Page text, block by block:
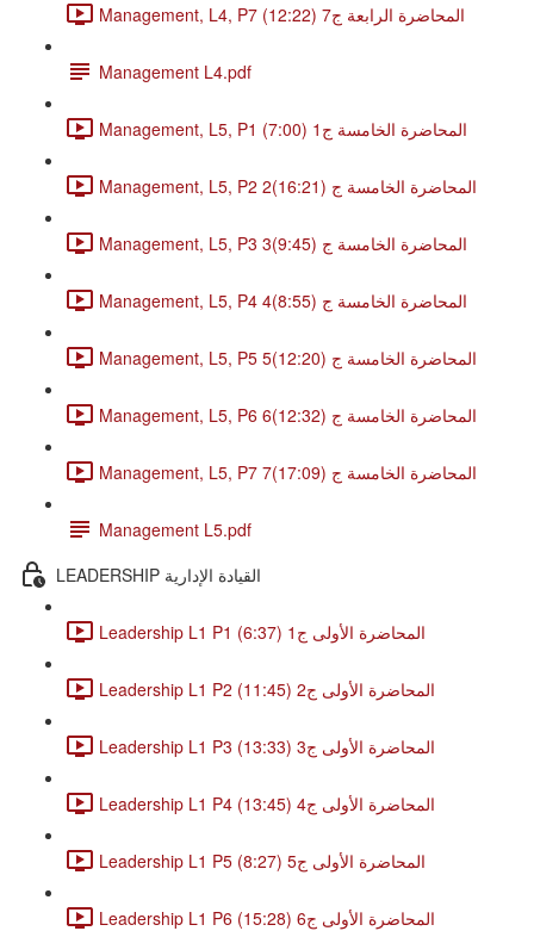
Management, L4, P7 المحاضرة الرابعة ج7 (12:22)
Management L4.pdf
Management, L5, P1 المحاضرة الخامسة ج1 (7:00)
Management, L5, P2 2المحاضرة الخامسة ج (16:21)
Management, L5, P3 3المحاضرة الخامسة ج (9:45)
Management, L5, P4 4المحاضرة الخامسة ج (8:55)
Management, L5, P5 5المحاضرة الخامسة ج (12:20)
Management, L5, P6 6المحاضرة الخامسة ج (12:32)
Management, L5, P7 7المحاضرة الخامسة ج (17:09)
Management L5.pdf
LEADERSHIP القيادة الإدارية
Leadership L1 P1 المحاضرة الأولى ج1 (6:37)
Leadership L1 P2 المحاضرة الأولى ج2 (11:45)
Leadership L1 P3 المحاضرة الأولى ج3 (13:33)
Leadership L1 P4 المحاضرة الأولى ج4 (13:45)
Leadership L1 P5 المحاضرة الأولى ج5 (8:27)
Leadership L1 P6 المحاضرة الأولى ج6 (15:28)